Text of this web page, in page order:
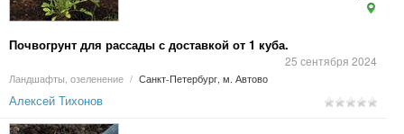
Почвогрунт для рассады с доставкой от 1 куба.
25 сентября 2024
Ландшафты, озеленение / Санкт-Петербург, м. Автово
Алексей Тихонов